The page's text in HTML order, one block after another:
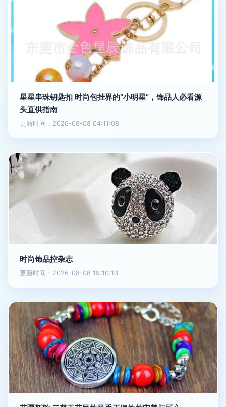
星星串珠钥匙扣 时尚包挂界的“小明星”，饰品人必看源
头直供指南
更新时间：2026-08-08 04:11:08
时尚饰品控杂志
更新时间：2026-08-08 19:10:13